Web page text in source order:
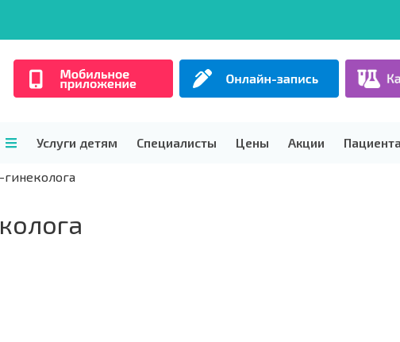
Услуги детям Специалисты Цены Акции